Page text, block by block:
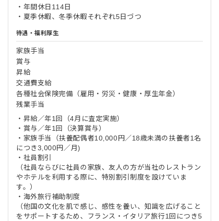
・年間休日114日
・夏季休暇、冬季休暇それぞれ5日づつ
待遇・福利厚生
家族手当
賞与
昇給
交通費支給
各種社会保険完備（雇用・労災・健康・厚生年金）
残業手当
・昇給／年1回（4月に査定実施）
・賞与／年1回（決算賞与）
・家族手当（扶養配偶者10,000円／18歳未満の扶養者1名
につき3,000円／月)
・社員割引
（社員ならびに社員の家族、友人の方が当社のレストラン
やホテルを利用する際に、特別割引制度を設けていま
す。）
・海外旅行補助制度
（他国の文化を肌で感じ、感性を養い、知識を広げること
をサポートするため、フランス・イタリア旅行1回につき5